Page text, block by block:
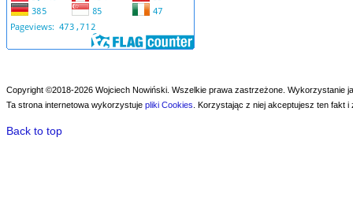
Copyright ©2018-2026 Wojciech Nowiński. Wszelkie prawa zastrzeżone. Wykorzystanie
Ta strona internetowa wykorzystuje pliki Cookies . Korzystając z niej akceptujesz ten fakt
Back to top